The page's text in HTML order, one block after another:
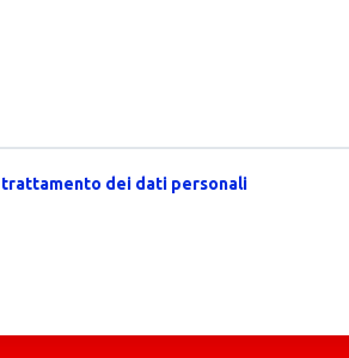
trattamento dei dati personali